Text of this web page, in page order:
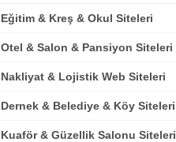
Eğitim & Kreş & Okul Siteleri
Otel & Salon & Pansiyon Siteleri
Nakliyat & Lojistik Web Siteleri
Dernek & Belediye & Köy Siteleri
Kuaför & Güzellik Salonu Siteleri